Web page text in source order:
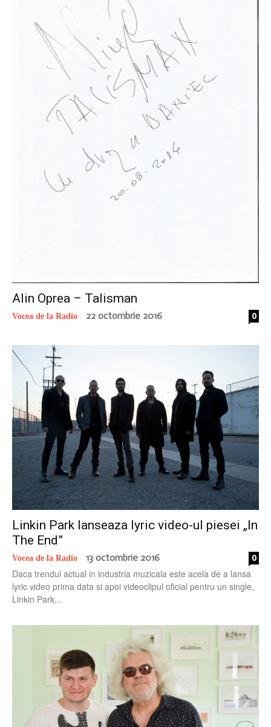
Alin Oprea – Talisman
Vocea de la Radio - 22 octombrie 2016 0
Linkin Park lanseaza lyric video-ul piesei „In
The End”
Vocea de la Radio - 13 octombrie 2016 0
Daca trendul actual in industria muzicala este acela de a lansa
lyric video prima data si apoi videoclipul oficial pentru un single,
Linkin Park...